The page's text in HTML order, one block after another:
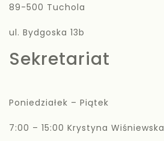
89-500 Tuchola
ul. Bydgoska 13b
Sekretariat
Poniedziałek – Piątek
7:00 – 15:00 Krystyna Wiśniewska